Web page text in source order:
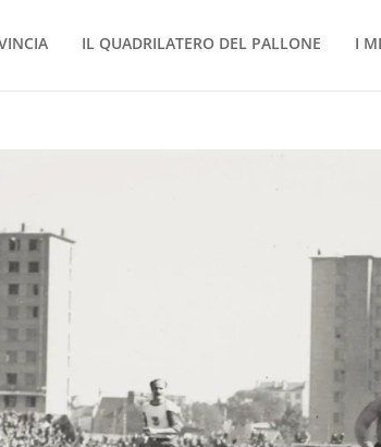
IL QUADRILATERO DEL PALLONE I